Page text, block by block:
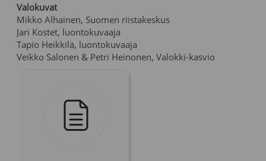
Valokuvat
Mikko Alhainen, Suomen riistakeskus
Jari Kostet, luontokuvaaja
Tapio Heikkilä, luontokuvaaja
Veikko Salonen & Petri Heinonen, Valokki-kasvio